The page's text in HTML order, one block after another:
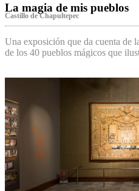
La magia de mis pueblos
Castillo de Chapultepec
Una exposición que da cuenta de
de los 40 pueblos mágicos que